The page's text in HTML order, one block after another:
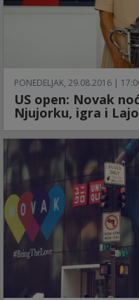
PONEDELJAK, 29.08.2016 |
US open: Novak
Njujorku, igra i